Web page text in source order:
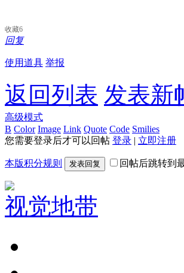
收藏6
回复
使用道具 举报
返回列表 发表新
高级模式
B Color Image Link Quote Code Smilies
您需要登录后才可以回帖 登录 | 立即注册
本版积分规则 发表回复 回帖后跳转到
视觉地带